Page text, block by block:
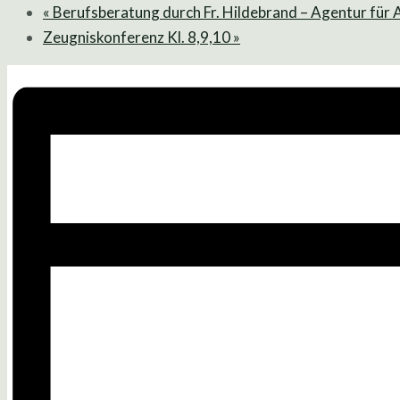
« Berufsberatung durch Fr. Hildebrand – Agentur für
Zeugniskonferenz Kl. 8,9,10»